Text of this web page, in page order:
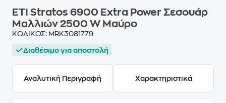
ETI Stratos 6900 Extra Power Σεσουάρ
Μαλλιών 2500 W Μαύρο
ΚΩΔΙΚΟΣ: MRK3081779
Διαθέσιμο για αποστολή
Αναλυτική Περιγραφή Χαρακτηριστικά